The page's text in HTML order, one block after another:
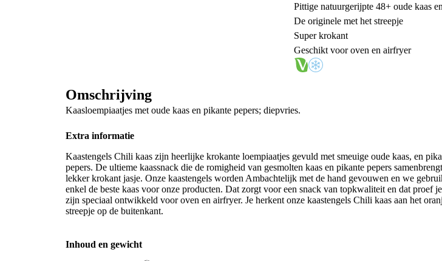
Pittige natuurgerijpte 48+ oude kaas
De originele met het streepje
Super krokant
Geschikt voor oven en airfryer
Omschrijving
Kaasloempiaatjes met oude kaas en pikante pepers; diepvries.
Extra informatie
Kaastengels Chili kaas zijn heerlijke krokante loempiaatjes gevuld met smeuige oude kaas, en
pepers. De ultieme kaassnack die de romigheid van gesmolten kaas en pikante pepers
lekker krokant jasje. Onze kaastengels worden Ambachtelijk met de hand gevouwen en we
enkel de beste kaas voor onze producten. Dat zorgt voor een snack van topkwaliteit en dat proef
zijn speciaal ontwikkeld voor oven en airfryer. Je herkent onze kaastengels Chili kaas aan het
streepje op de buitenkant.
Inhoud en gewicht